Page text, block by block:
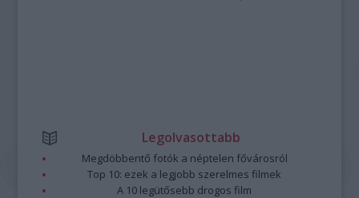
Legolvasottabb
Megdöbbentő fotók a néptelen fővárosról
Top 10: ezek a legjobb szerelmes filmek
A 10 legütősebb drogos film